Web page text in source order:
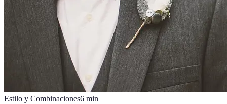
Estilo y Combinaciones6 min